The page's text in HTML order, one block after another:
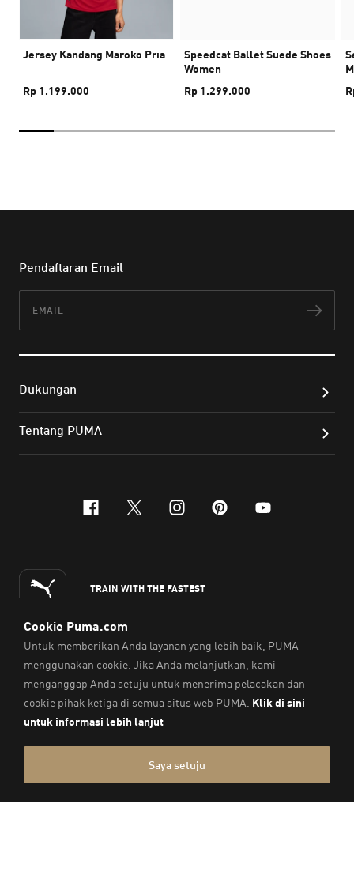
Jersey Kandang Maroko Pria
Rp 1.199.000
Speedcat Ballet Suede Shoes
Women
Rp 1.299.000
Pendaftaran Email
Dukungan
Tentang PUMA
facebook
x-twitter
instagram
pinterest
youtube
TRAIN WITH THE FASTEST
INDONESIA
©PUMA Indonesia2026
Gedung Dea Tower II LT.5 Unit 503